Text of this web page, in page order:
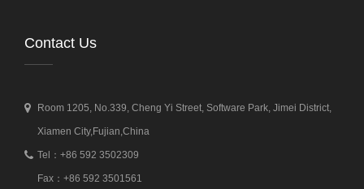
Contact Us
Room 1205, No.339, Cheng Yi Street, Software Park, Jimei District,
Xiamen City,Fujian,China
Tel：+86 592 3502309
Fax：+86 592 3501561